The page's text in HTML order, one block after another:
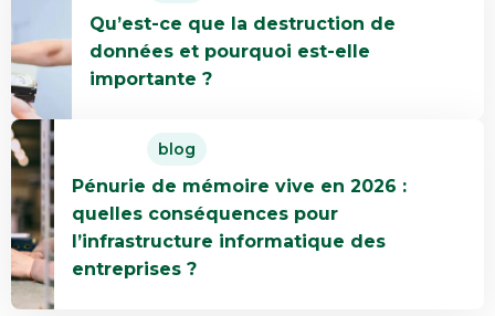
importante
dans
la
gestion
de
la
fin
de
vie
des
Qu’est-ce que la destruction de
données et pourquoi est-elle
importante ?
Qu’est-
ce
que
la
destruction
de
données
et
pourquoi
est-
blog
Pénurie de mémoire vive en 2026 :
quelles conséquences pour
l’infrastructure informatique des
entreprises ?
En
savoir
plus
Pénurie
de
mémoire
vive